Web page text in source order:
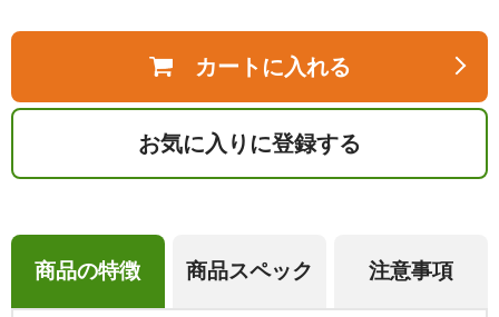
カートに入れる
お気に入りに登録する
商品の特徴 商品スペック 注意事項